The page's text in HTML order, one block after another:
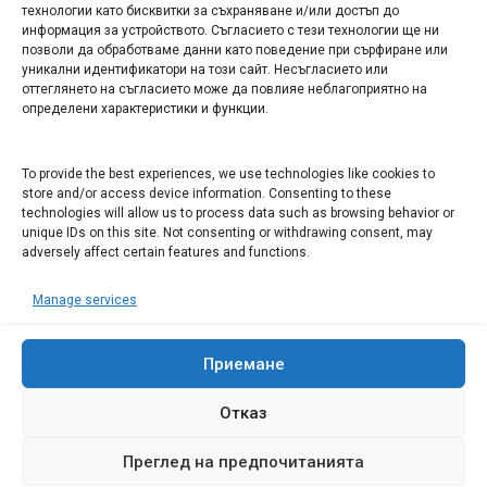
технологии като бисквитки за съхраняване и/или достъп до
информация за устройството. Съгласието с тези технологии ще ни
позволи да обработваме данни като поведение при сърфиране или
уникални идентификатори на този сайт. Несъгласието или
оттеглянето на съгласието може да повлияе неблагоприятно на
определени характеристики и функции.
To provide the best experiences, we use technologies like cookies to
store and/or access device information. Consenting to these
technologies will allow us to process data such as browsing behavior or
unique IDs on this site. Not consenting or withdrawing consent, may
adversely affect certain features and functions.
Manage services
Приемане
Отказ
Преглед на предпочитанията
Арт галерия "Мостове" – магазин за изкуство
СЕВЕРОЗАПАДА ИНФОРМАЦИОНЕН БИЗНЕС
ТУРИСТИЧЕСКИ КЛЪСТЕР
ИНСТИТУЦИИ В ЛОВЕЧ
Административен съд Ловеч
Областна администрация Ловеч
ОДМВР Ловеч
Окръжен съд Ловеч